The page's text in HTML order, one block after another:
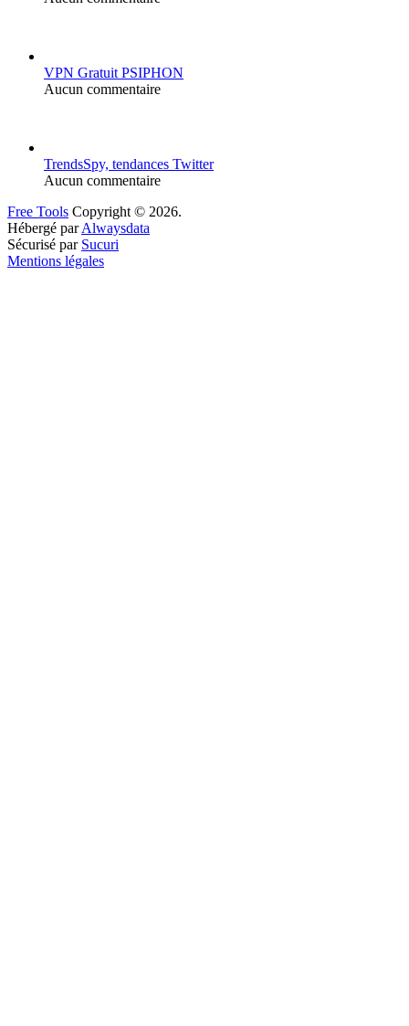
VPN Gratuit PSIPHON
Aucun commentaire
TrendsSpy, tendances Twitter
Aucun commentaire
Free Tools Copyright © 2026.
Hébergé parAlwaysdata
Sécurisé par Sucuri
Mentions légales